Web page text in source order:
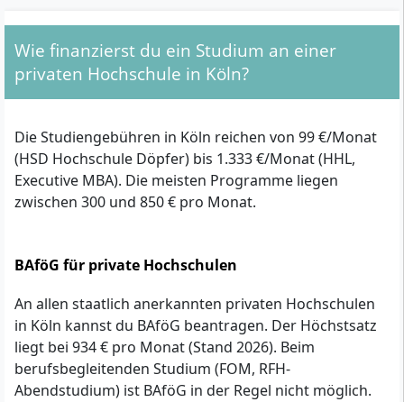
Wie finanzierst du ein Studium an einer
privaten Hochschule in Köln?
Die Studiengebühren in Köln reichen von 99 €/Monat
(HSD Hochschule Döpfer) bis 1.333 €/Monat (HHL,
Executive MBA). Die meisten Programme liegen
zwischen 300 und 850 € pro Monat.
BAföG für private Hochschulen
An allen staatlich anerkannten privaten Hochschulen
in Köln kannst du BAföG beantragen. Der Höchstsatz
liegt bei 934 € pro Monat (Stand 2026). Beim
berufsbegleitenden Studium (FOM, RFH-
Abendstudium) ist BAföG in der Regel nicht möglich.